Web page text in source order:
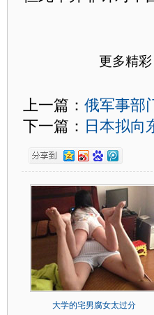
更多精彩
上一篇： 俄军事部
下一篇： 日本拟向
大学的宅男腐女太过分